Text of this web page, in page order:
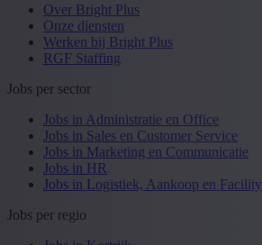
Over Bright Plus
Onze diensten
Werken bij Bright Plus
RGF Staffing
Jobs per sector
Jobs in Administratie en Office
Jobs in Sales en Customer Service
Jobs in Marketing en Communicatie
Jobs in HR
Jobs in Logistiek, Aankoop en Facility
Jobs per regio